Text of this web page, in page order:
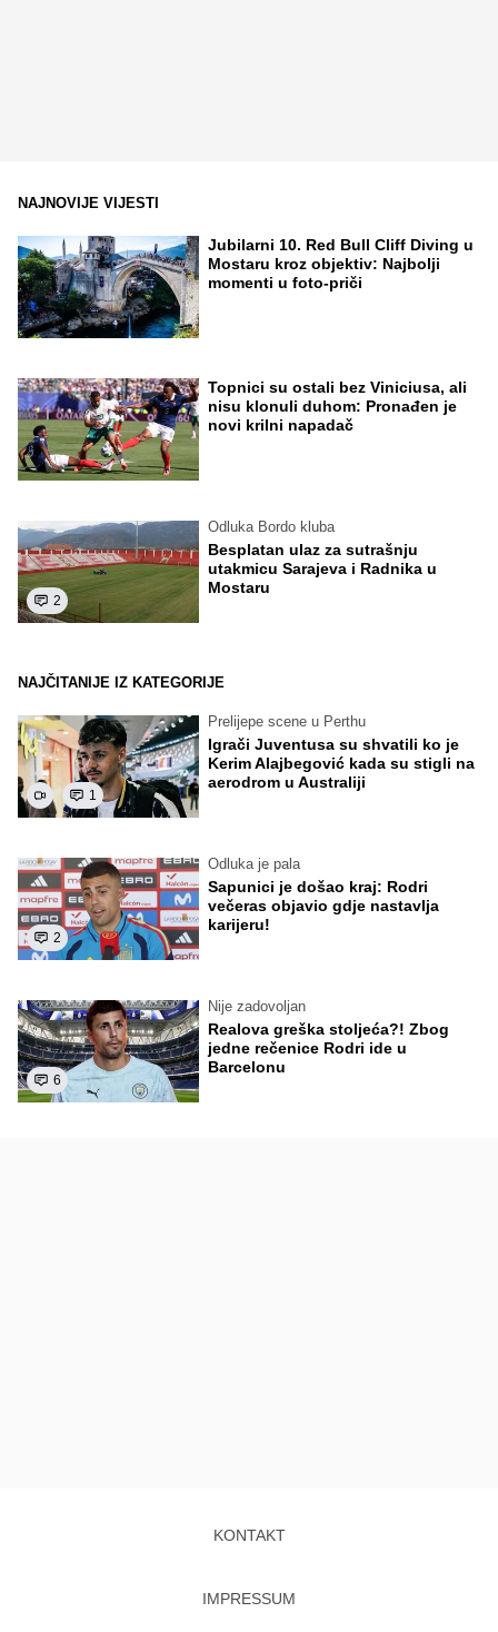
NAJNOVIJE VIJESTI
Jubilarni 10. Red Bull Cliff Diving u
Mostaru kroz objektiv: Najbolji
momenti u foto-priči
Topnici su ostali bez Viniciusa, ali
nisu klonuli duhom: Pronađen je
novi krilni napadač
2
Odluka Bordo kluba
Besplatan ulaz za sutrašnju
utakmicu Sarajeva i Radnika u
Mostaru
NAJČITANIJE IZ KATEGORIJE
1
Prelijepe scene u Perthu
Igrači Juventusa su shvatili ko je
Kerim Alajbegović kada su stigli na
aerodrom u Australiji
2
Odluka je pala
Sapunici je došao kraj: Rodri
večeras objavio gdje nastavlja
karijeru!
6
Nije zadovoljan
Realova greška stoljeća?! Zbog
jedne rečenice Rodri ide u
Barcelonu
KONTAKT
IMPRESSUM